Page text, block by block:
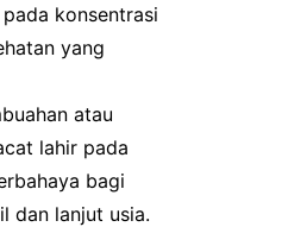
konsentrasi
yang
atau
lahir pada
bagi
dan lanjut usia.